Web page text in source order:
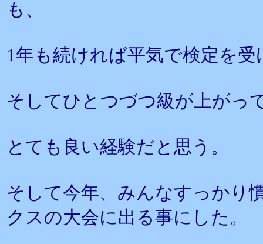
も、
1年も続ければ平気で検定を
そしてひとつづつ級が上がっ
とても良い経験だと思う。
そして今年、みんなすっかり
クスの大会に出る事にした。